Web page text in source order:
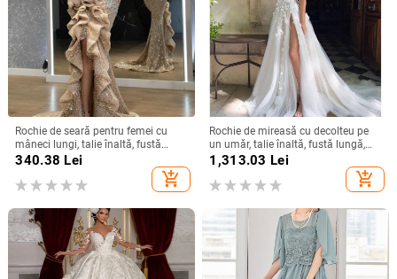
Rochie de seară pentru femei cu
mâneci lungi, talie înaltă, fustă
lungă, țesătură spray metalică,
340.38 Lei
add_shopping_cart
Rochie de mireasă cu decolteu pe
un umăr, talie înaltă, fustă lungă,
poliester
1,313.03 Lei
add_shopping_cart